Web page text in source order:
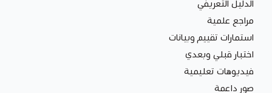
الدليل التعريفي
مراجع علمية
استمارات تقييم وبيانات
اختبار قبلي وبعدي
فيديوهات تعليمية
صور داعمة